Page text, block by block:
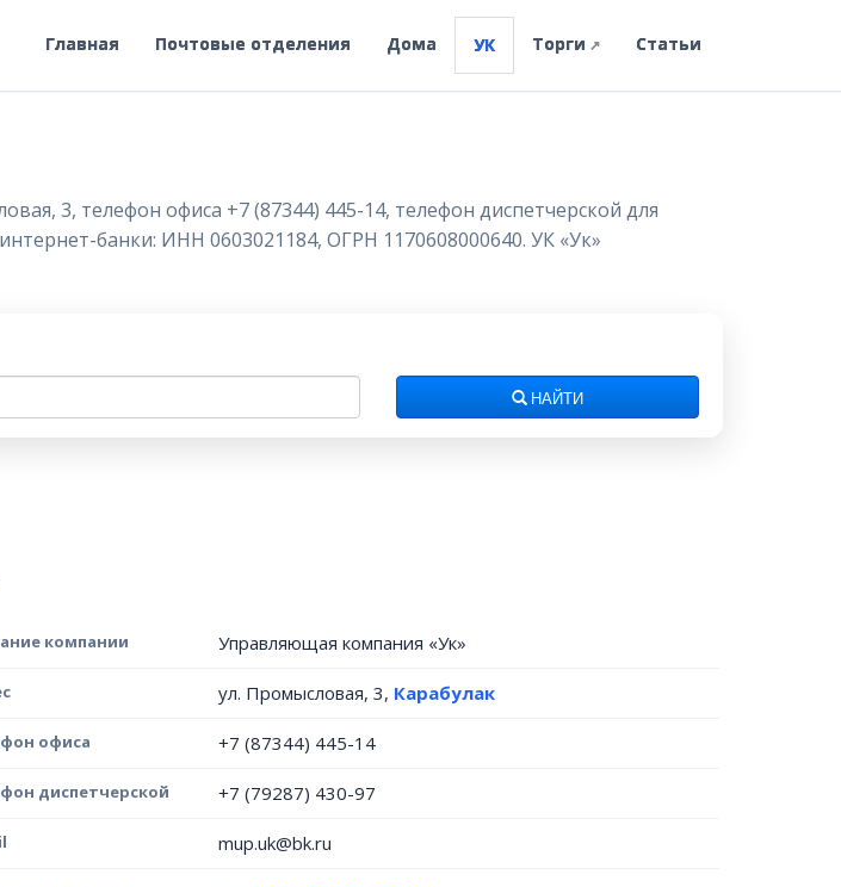
Главная Почтовые отделения Дома УК Торги ↗ Статьи
3, телефон офиса +7 (87344) 445-14, телефон диспетчерской для
банки: ИНН 0603021184, ОГРН 1170608000640. УК «Ук»
НАЙТИ
компании Управляющая компания «Ук»
ул. Промысловая, 3, Карабулак
офиса +7 (87344) 445-14
диспетчерской +7 (79287) 430-97
mup.uk@bk.ru